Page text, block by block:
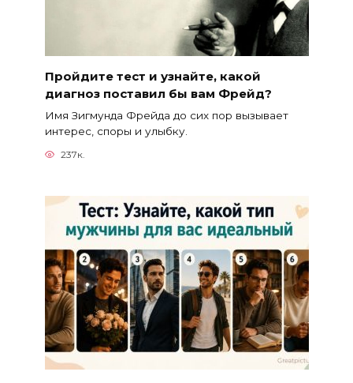
Пройдите тест и узнайте, какой
диагноз поставил бы вам Фрейд?
Имя Зигмунда Фрейда до сих пор вызывает
интерес, споры и улыбку.
237к.